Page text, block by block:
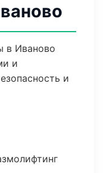
в Иваново
и
и